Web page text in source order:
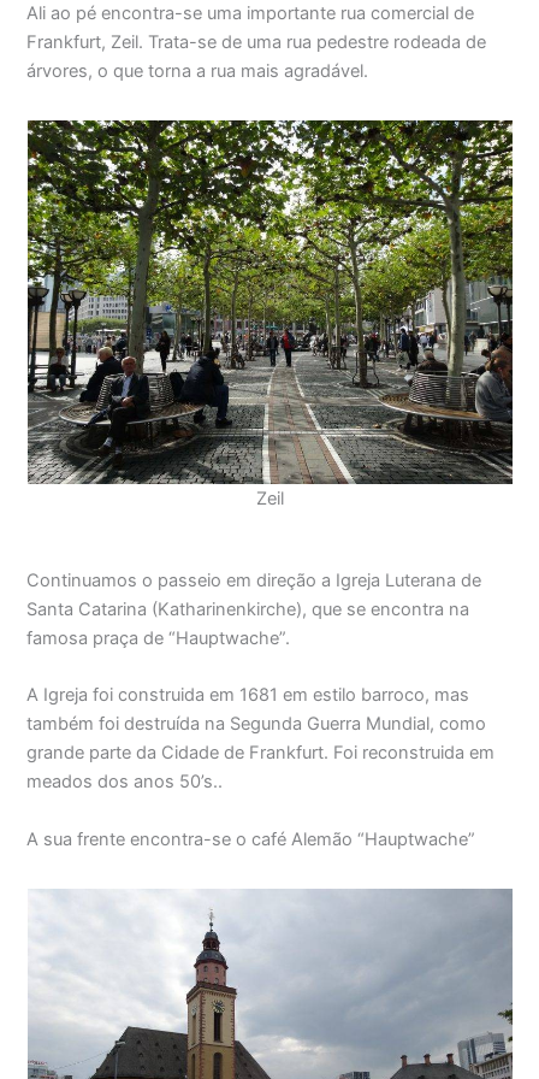
Ali ao pé encontra-se uma importante rua comercial de
Frankfurt, Zeil. Trata-se de uma rua pedestre rodeada de
árvores, o que torna a rua mais agradável.
Zeil
Continuamos o passeio em direção a Igreja Luterana de
Santa Catarina (Katharinenkirche), que se encontra na
famosa praça de “Hauptwache”.
A Igreja foi construida em 1681 em estilo barroco, mas
também foi destruída na Segunda Guerra Mundial, como
grande parte da Cidade de Frankfurt. Foi reconstruida em
meados dos anos 50’s..
A sua frente encontra-se o café Alemão “Hauptwache”